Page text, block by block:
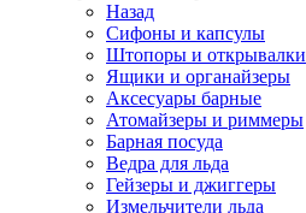
Назад
Сифоны и капсулы
Штопоры и открывалки
Ящики и органайзеры
Аксесуары барные
Атомайзеры и риммеры
Барная посуда
Ведра для льда
Гейзеры и джиггеры
Измельчители льда